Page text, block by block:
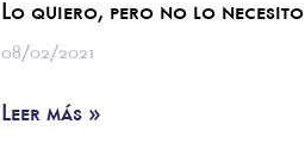
Lo quiero, pero no lo necesito
08/02/2021
Leer más »